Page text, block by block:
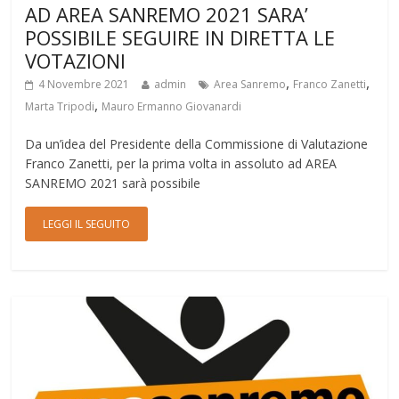
AD AREA SANREMO 2021 SARA’
POSSIBILE SEGUIRE IN DIRETTA LE
VOTAZIONI
4 Novembre 2021 admin Area Sanremo, Franco Zanetti,
Marta Tripodi, Mauro Ermanno Giovanardi
Da un’idea del Presidente della Commissione di Valutazione
Franco Zanetti, per la prima volta in assoluto ad AREA
SANREMO 2021 sarà possibile
LEGGI IL SEGUITO